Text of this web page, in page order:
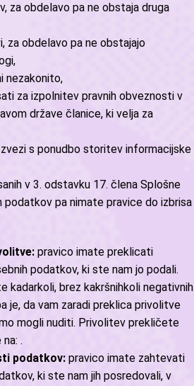
za obdelavo pa ne obstaja druga
za obdelavo pa ne obstajajo
nezakonito,
za izpolnitev pravnih obveznosti v
države članice, ki velja za
s ponudbo storitev informacijske
v 3. odstavku 17. člena Splošne
podatkov pa nimate pravice do izbrisa
pravico imate preklicati
podatkov, ki ste nam jo podali.
kadarkoli, brez kakršnihkoli negativnih
je, da vam zaradi preklica privolitve
mogli nuditi. Privolitev prekličete
.
podatkov: pravico imate zahtevati
ki ste nam jih posredovali, v